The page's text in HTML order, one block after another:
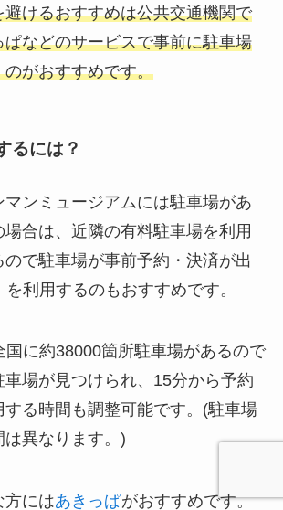
けるおすすめは公共交通機関で
などのサービスで事前に駐車場
がおすすめです。
るには？
ンミュージアムには駐車場があ
場合は、近隣の有料駐車場を利用
で駐車場が事前予約・決済が出
を利用するのもおすすめです。
国に約38000箇所駐車場があるので
車場が見つけられ、15分から予約
る時間も調整可能です。(駐車場
異なります。)
方にはあきっぱがおすすめです。